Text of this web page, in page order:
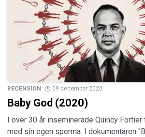
RECENSION 09 december 2020
Baby God (2020)
I över 30 år inseminerade Quincy
med sin egen sperma. I dokumentären